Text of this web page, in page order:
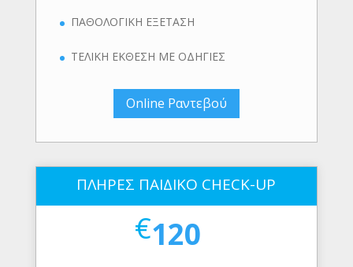
ΠΑΘΟΛΟΓΙΚΗ ΕΞΕΤΑΣΗ
ΤΕΛΙΚΗ ΕΚΘΕΣΗ ΜΕ ΟΔΗΓΙΕΣ
Online Ραντεβού
ΠΛΗΡΕΣ ΠΑΙΔΙΚΟ CHECK-UP
€120